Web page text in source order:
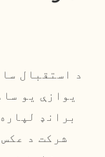
د استقبال
یوازې یو
برانډ
شرکت د